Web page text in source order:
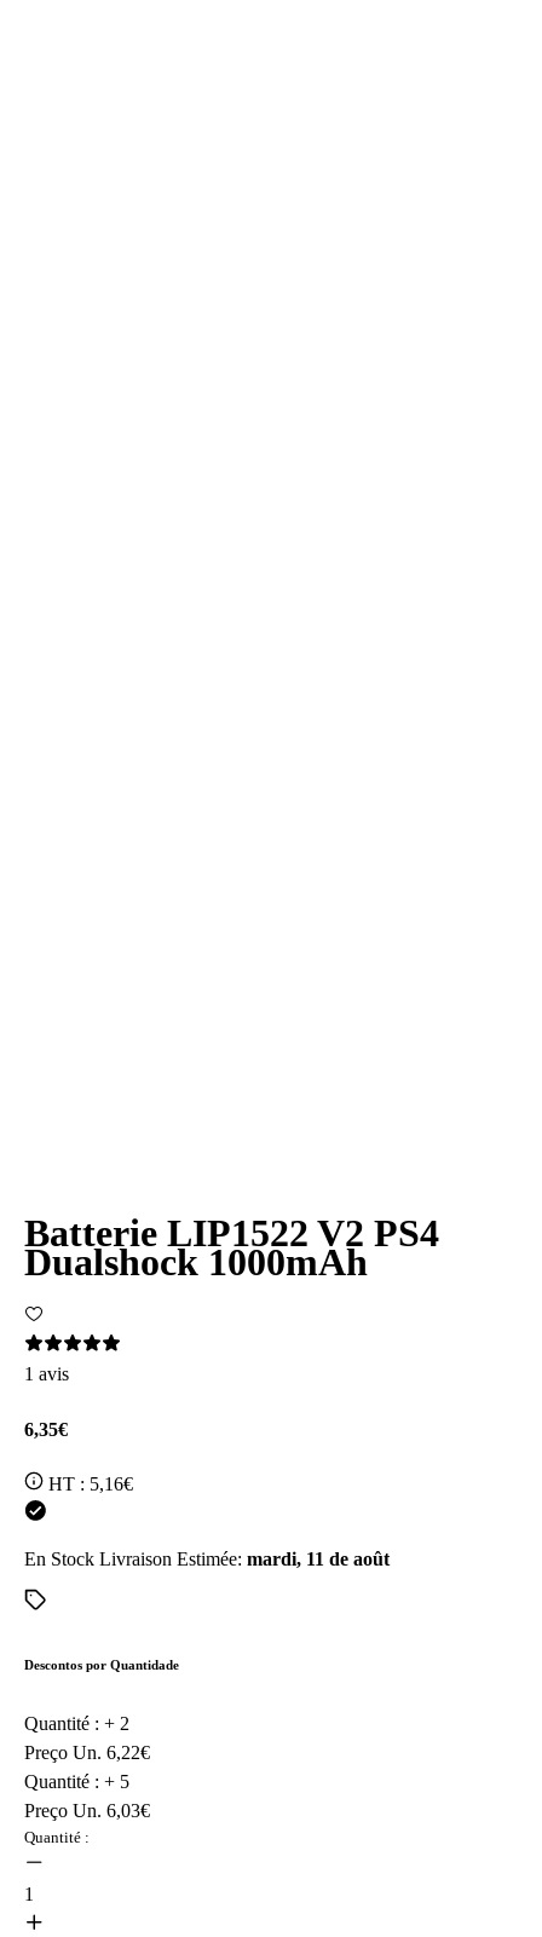
Batterie LIP1522 V2 PS4
Dualshock 1000mAh
1 avis
6,35€
HT : 5,16€
En Stock Livraison Estimée: mardi, 11 de août
Descontos por Quantidade
Quantité : + 2
Preço Un. 6,22€
Quantité : + 5
Preço Un. 6,03€
Quantité :
1